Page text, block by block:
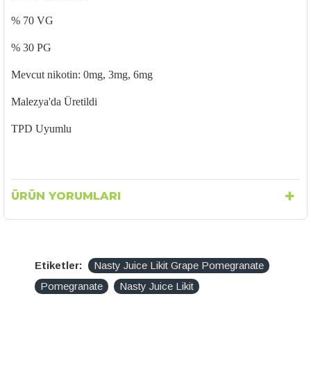
% 70 VG
% 30 PG
Mevcut nikotin: 0mg, 3mg, 6mg
Malezya'da Üretildi
TPD Uyumlu
ÜRÜN YORUMLARI
Etiketler:
Nasty Juice Likit Grape Pomegranate
Pomegranate
Nasty Juice Likit